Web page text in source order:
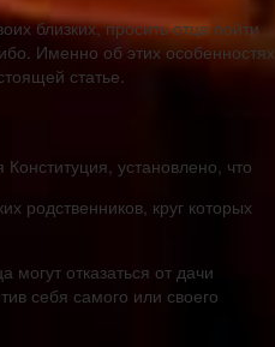
близких, просить отца пойти
Именно об этих особенностях
статье.
установлено, что
родственников, круг которых
отказаться от дачи
себя самого или своего